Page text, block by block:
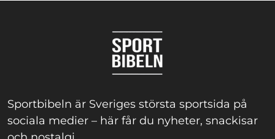
Sportbibeln är Sveriges största sportsida på
sociala medier – här får du nyheter, snackisar